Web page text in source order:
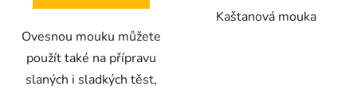
Ovesnou mouku můžete
použít také na přípravu
slaných i sladkých těst,
Kaštanová mouka